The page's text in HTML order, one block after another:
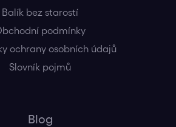
Balík bez starostí
podmínky
ochrany osobních údajů
Slovník pojmů
Blog